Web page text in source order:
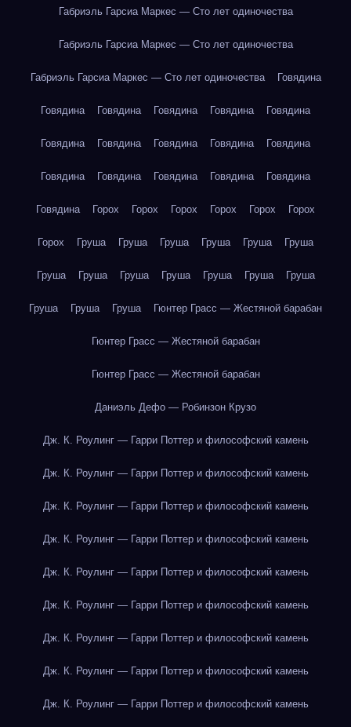
Габриэль Гарсиа Маркес — Сто лет одиночества
Габриэль Гарсиа Маркес — Сто лет одиночества
Габриэль Гарсиа Маркес — Сто лет одиночества Говядина
Говядина Говядина Говядина Говядина Говядина
Говядина Говядина Говядина Говядина Говядина
Говядина Говядина Говядина Говядина Говядина
Говядина Горох Горох Горох Горох Горох Горох
Горох Груша Груша Груша Груша Груша Груша
Груша Груша Груша Груша Груша Груша Груша
Груша Груша Груша Гюнтер Грасс — Жестяной барабан
Гюнтер Грасс — Жестяной барабан
Гюнтер Грасс — Жестяной барабан
Даниэль Дефо — Робинзон Крузо
Дж. К. Роулинг — Гарри Поттер и философский камень
Дж. К. Роулинг — Гарри Поттер и философский камень
Дж. К. Роулинг — Гарри Поттер и философский камень
Дж. К. Роулинг — Гарри Поттер и философский камень
Дж. К. Роулинг — Гарри Поттер и философский камень
Дж. К. Роулинг — Гарри Поттер и философский камень
Дж. К. Роулинг — Гарри Поттер и философский камень
Дж. К. Роулинг — Гарри Поттер и философский камень
Дж. К. Роулинг — Гарри Поттер и философский камень